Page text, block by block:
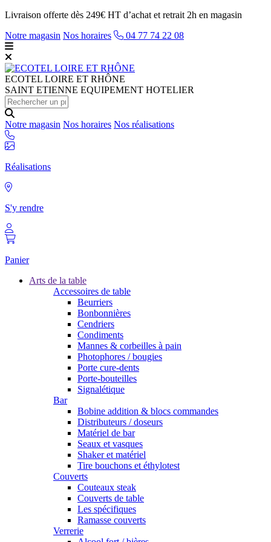
Livraison offerte dès 249€ HT d’achat et retrait 2h en magasin
Notre magasin Nos horaires 04 77 74 22 08
ECOTEL LOIRE ET RHÔNE
SAINT ETIENNE EQUIPEMENT HOTELIER
Notre magasin Nos horaires Nos réalisations
Réalisations
S'y rendre
Panier
Arts de la table
Accessoires de table
Beurriers
Bonbonnières
Cendriers
Condiments
Mannes & corbeilles à pain
Photophores / bougies
Porte cure-dents
Porte-bouteilles
Signalétique
Bar
Bobine addition & blocs commandes
Distributeurs / doseurs
Matériel de bar
Seaux et vasques
Shaker et matériel
Tire bouchons et éthylotest
Couverts
Couteaux steak
Couverts de table
Les spécifiques
Ramasse couverts
Verrerie